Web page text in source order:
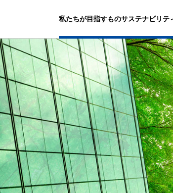
私たちが目指すものサステナビリテ